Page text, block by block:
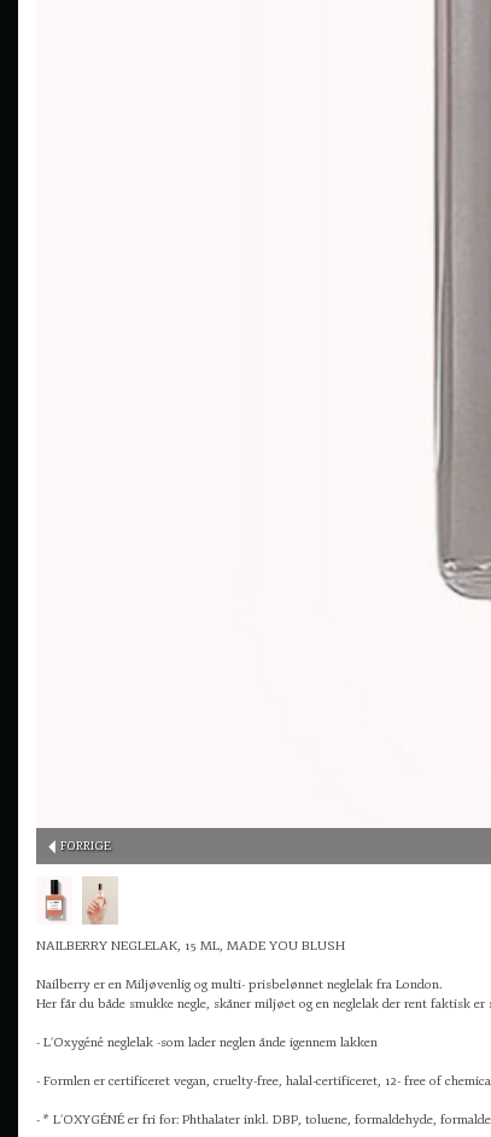
FORRIGE
NAILBERRY NEGLELAK, 15 ML, MADE YOU BLUSH
Nailberry er en Miljøvenlig og multi- prisbelønnet neglelak fra London.
Her får du både smukke negle, skåner miljøet og en neglelak der rent faktisk er
- L’Oxygéné neglelak -som lader neglen ånde igennem lakken
- Formlen er certificeret vegan, cruelty-free, halal-certificeret, 12- free of
- * L’OXYGÉNÉ er fri for: Phthalater inkl. DBP, toluene, formaldehyde,